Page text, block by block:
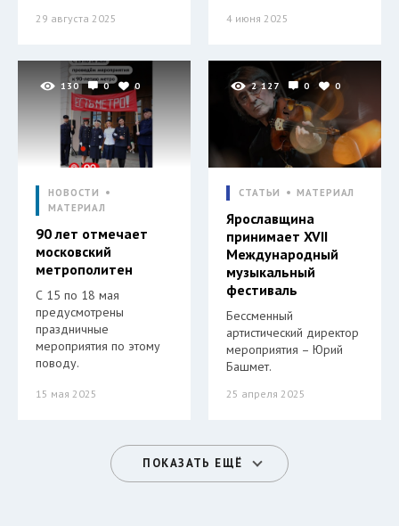
29 августа 2025 4 июня 2025
130 0 0
НОВОСТИ
МАТЕРИАЛ
90 лет отмечает
московский
метрополитен
С 15 по 18 мая
предусмотрены
праздничные
мероприятия по этому
поводу.
15 мая 2025
2 127 0 0
СТАТЬИ МАТЕРИАЛ
Ярославщина
принимает XVII
Международный
музыкальный
фестиваль
Бессменный
артистический директор
мероприятия – Юрий
Башмет.
25 апреля 2025
ПОКАЗАТЬ ЕЩЁ